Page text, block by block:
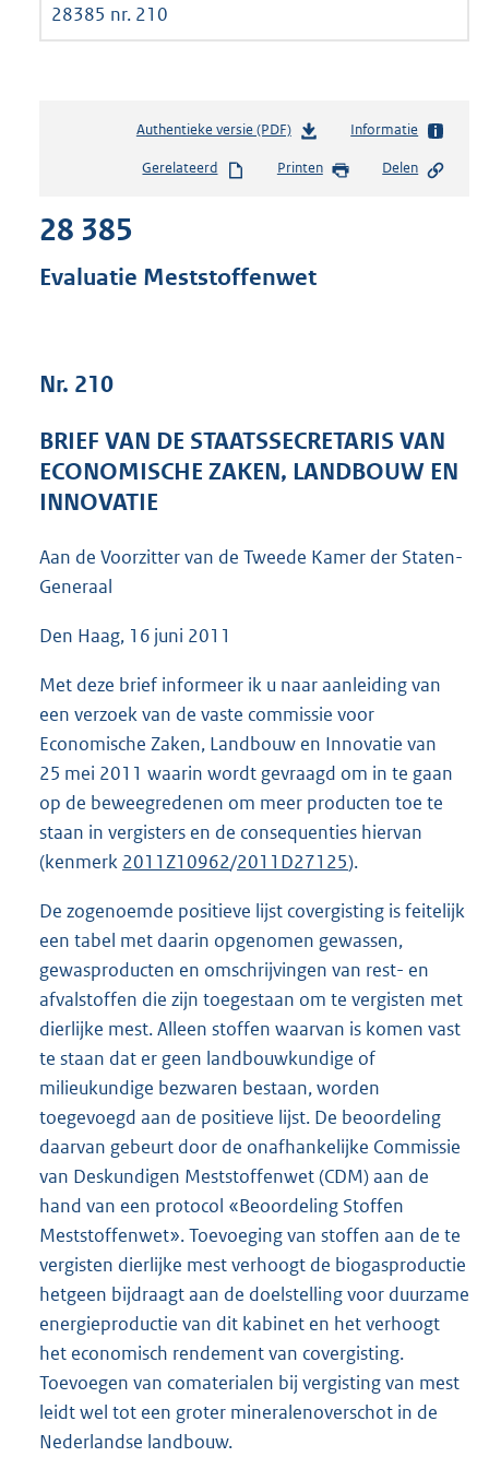
28385 nr. 210
Authentieke versie (PDF)b
s
s
e
b
Informatie
Gerelateerd Printen Delen
28 385
Evaluatie Meststoffenwet
Nr. 210
BRIEF VAN DE STAATSSECRETARIS VAN
ECONOMISCHE ZAKEN, LANDBOUW EN
INNOVATIE
Aan de Voorzitter van de Tweede Kamer der Staten-
Generaal
Den Haag, 16 juni 2011
Met deze brief informeer ik u naar aanleiding van
een verzoek van de vaste commissie voor
Economische Zaken, Landbouw en Innovatie van
25 mei 2011 waarin wordt gevraagd om in te gaan
op de beweegredenen om meer producten toe te
staan in vergisters en de consequenties hiervan
(kenmerk 2011Z10962/2011D27125).
De zogenoemde positieve lijst covergisting is feitelijk
een tabel met daarin opgenomen gewassen,
gewasproducten en omschrijvingen van rest- en
afvalstoffen die zijn toegestaan om te vergisten met
dierlijke mest. Alleen stoffen waarvan is komen vast
te staan dat er geen landbouwkundige of
milieukundige bezwaren bestaan, worden
toegevoegd aan de positieve lijst. De beoordeling
daarvan gebeurt door de onafhankelijke Commissie
van Deskundigen Meststoffenwet (CDM) aan de
hand van een protocol «Beoordeling Stoffen
Meststoffenwet». Toevoeging van stoffen aan de te
vergisten dierlijke mest verhoogt de biogasproductie
hetgeen bijdraagt aan de doelstelling voor duurzame
energieproductie van dit kabinet en het verhoogt
het economisch rendement van covergisting.
Toevoegen van comaterialen bij vergisting van mest
leidt wel tot een groter mineralenoverschot in de
Nederlandse landbouw.